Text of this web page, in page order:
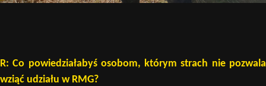
R: Co powiedziałabyś osobom, którym strach nie pozwala
wziąć udziału w RMG?